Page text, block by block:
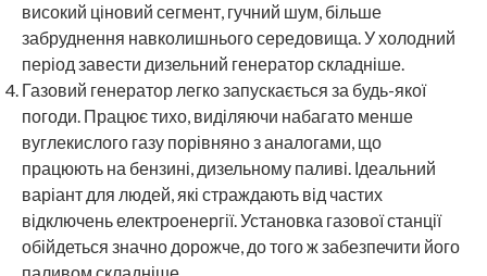
високий ціновий сегмент, гучний шум, більше
забруднення навколишнього середовища. У холодний
період завести дизельний генератор складніше.
Газовий генератор легко запускається за будь-якої
погоди. Працює тихо, виділяючи набагато менше
вуглекислого газу порівняно з аналогами, що
працюють на бензині, дизельному паливі. Ідеальний
варіант для людей, які страждають від частих
відключень електроенергії. Установка газової станції
обійдеться значно дорожче, до того ж забезпечити його